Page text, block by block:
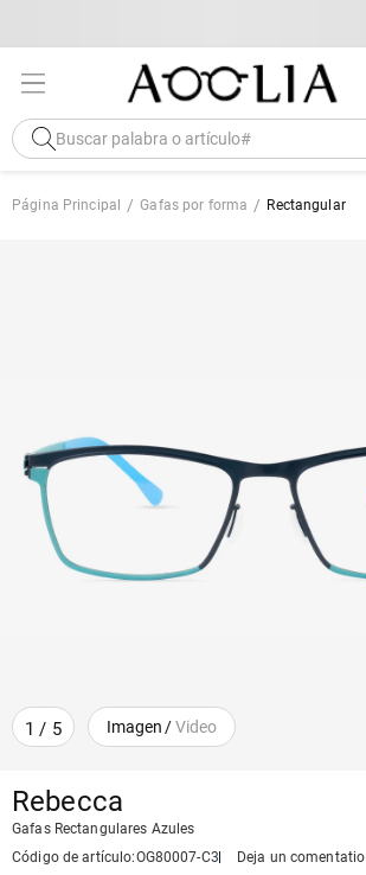
Página Principal Gafas por forma Rectangular
1 / 5 Imagen /Video
Rebecca
Gafas Rectangulares Azules
Código de artículo:OG80007-C3 Deja un comentatio